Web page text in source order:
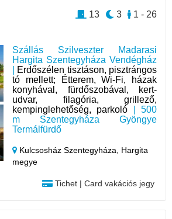
Szállás Szilveszter Madarasi
Hargita Szentegyháza Vendégház
Erdőszélen tisztáson, pisztrángos
tó mellett; Étterem, Wi-Fi, házak
konyhával, fürdőszobával, kert-
udvar, filagória, grillező,
kempinglehetőség, parkoló | 500
m Szentegyháza Gyöngye
Termálfürdő
Kulcsosház Szentegyháza, Hargita
megye
Tichet | Card vakációs jegy
1 - 26
3
13